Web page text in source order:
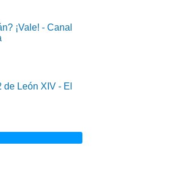
¡Vale! - Canal
León XIV - El